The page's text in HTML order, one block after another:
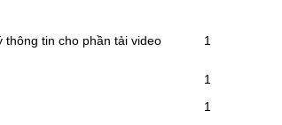
tin cho phần tải video 1
1
1